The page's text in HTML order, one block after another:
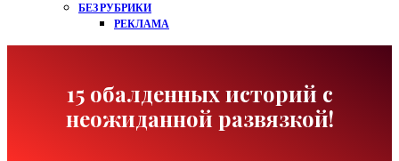
БЕЗ РУБРИКИ
РЕКЛАМА
15 обалденных историй с
неожиданной развязкой!